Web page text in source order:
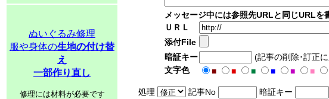
ぬいぐるみ修理
服や身体の生地の付け替
え
一部作り直し
修理には材料が必要です
メッセージ中には参照先URLと同じURLを
ＵＲＬ
添付File
暗証キー
(記事の削除･訂正
文字色
■ ■ ■ ■ ■ ■
処理 記事No 暗証キー